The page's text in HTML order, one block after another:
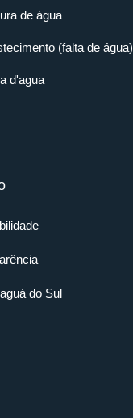
de água
(falta de água)
d'agua
do Sul